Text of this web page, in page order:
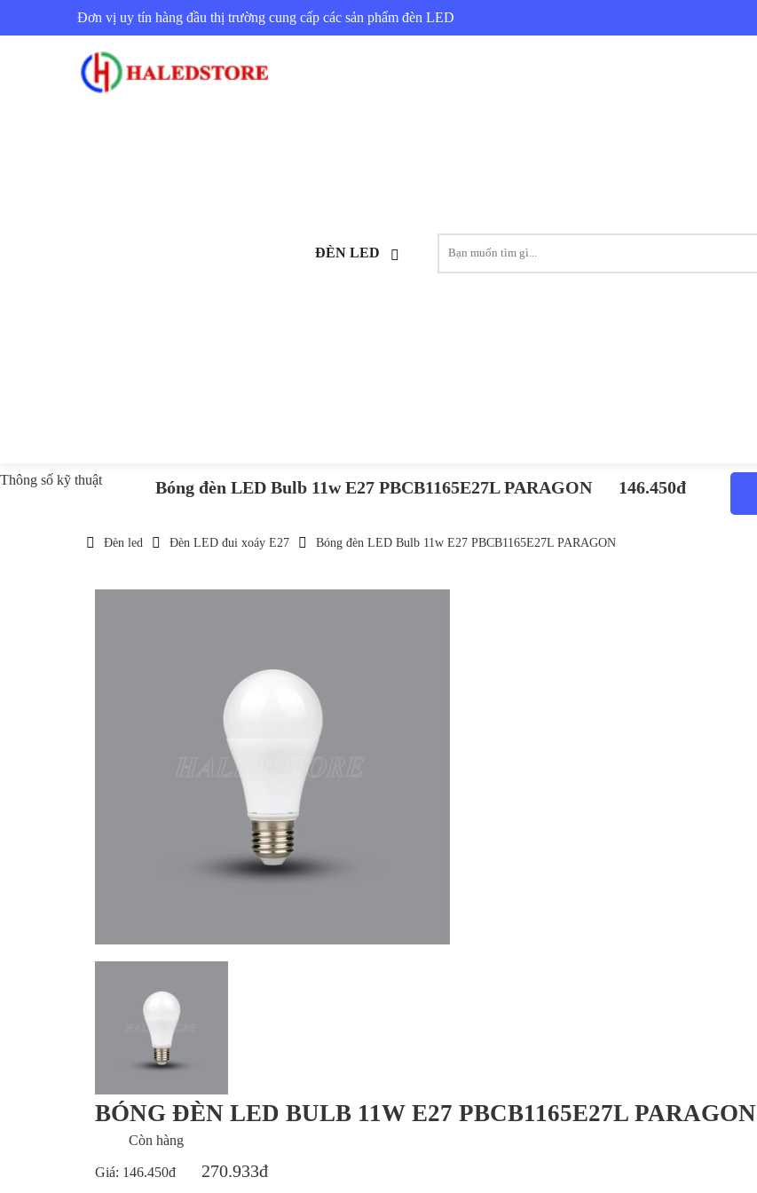
Đơn vị uy tín hàng đầu thị trường cung cấp các sản phẩm đèn LED
ĐÈN LED
Thông số kỹ thuật Bóng đèn LED Bulb 11w E27 PBCB1165E27L PARAGON 146.450đ
Đèn led Đèn LED đui xoáy E27 Bóng đèn LED Bulb 11w E27 PBCB1165E27L PARAGON
BÓNG ĐÈN LED BULB 11W E27 PBCB1165E27L PARAGON
Còn hàng
Giá: 146.450đ 270.933đ